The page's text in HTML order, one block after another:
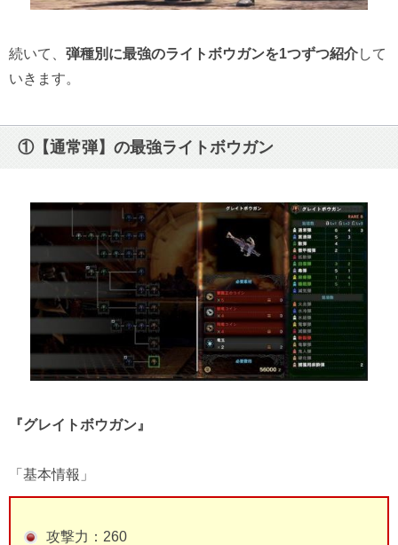
続いて、 弾種別に最強のライトボウガンを1つずつ紹介して
いきます。
①【通常弾】の最強ライトボウガン
『グレイトボウガン』
「基本情報」
攻撃力：260